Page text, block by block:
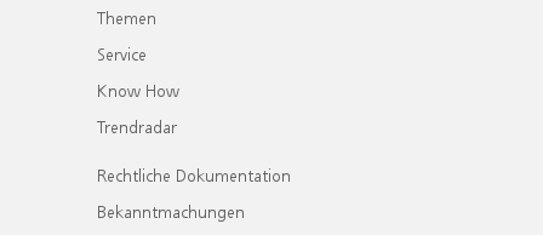
Themen
Service
Know How
Trendradar
Rechtliche Dokumentation
Bekanntmachungen